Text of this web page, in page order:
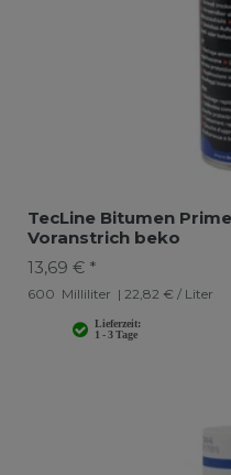
TecLine Bitumen
Voranstrich beko
13,69 € *
600 Milliliter | 22,82 € / Liter